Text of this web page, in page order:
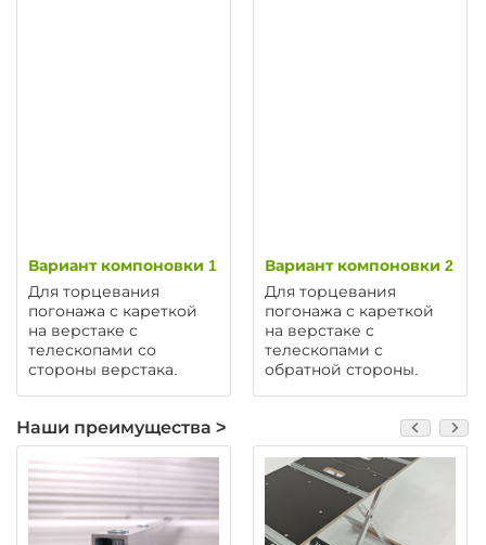
Вариант компоновки 1
Для торцевания
погонажа с кареткой
на верстаке с
телескопами со
стороны верстака.
Вариант компоновки 2
Для торцевания
погонажа с кареткой
на верстаке с
телескопами с
обратной стороны.
Наши преимущества >